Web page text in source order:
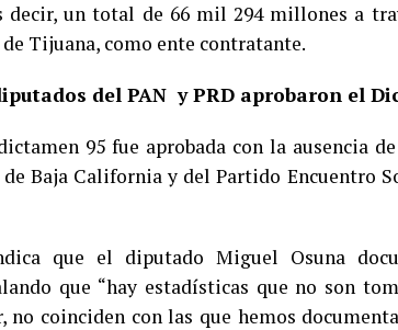
decir, un total de 66 mil 294 millones a
Tijuana, como ente contratante.
del PAN y PRD aprobaron el
95 fue aprobada con la ausencia
Baja California y del Partido Encuentro
que el diputado Miguel Osuna
que “hay estadísticas que no son
no coinciden con las que hemos